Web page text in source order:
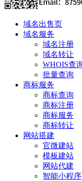
域名出售页
域名服务
域名注册
域名转让
WHOIS查
批量查询
商标服务
商标查询
商标注册
商标服务
商标转让
网站搭建
官微建站
模板建站
网站代建
智能小程序